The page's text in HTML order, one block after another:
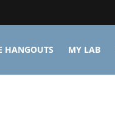
HANGOUTS MY LAB